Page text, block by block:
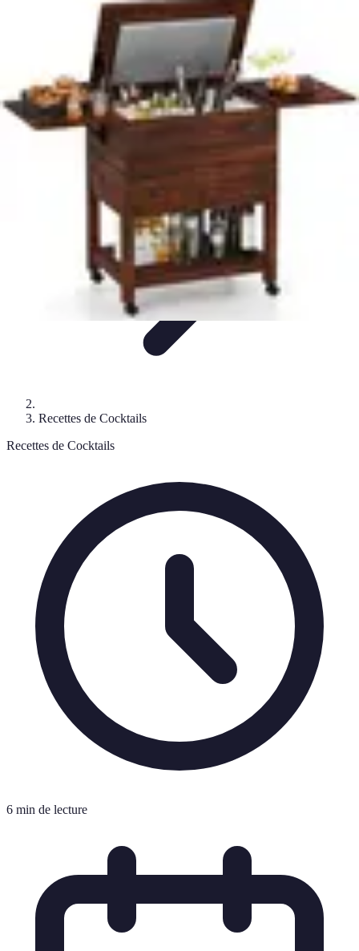
Recettes de Cocktails
Techniques de Mixologie
Recettes et
GuideÉquipement
Cocktails Créatifs
Recettes de Cocktails
Recettes de Cocktails
6 min de lecture